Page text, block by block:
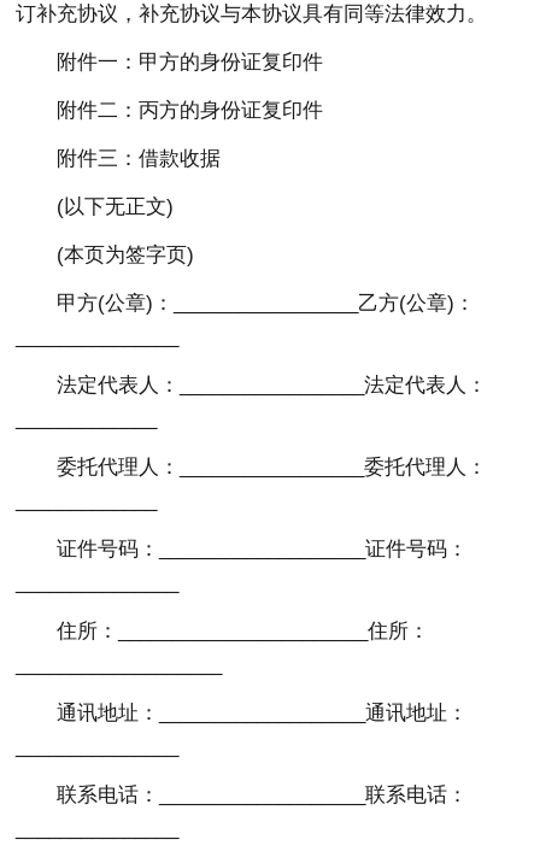
订补充协议，补充协议与本协议具有同等法律效力。
附件一：甲方的身份证复印件
附件二：丙方的身份证复印件
附件三：借款收据
(以下无正文)
(本页为签字页)
甲方(公章)：_________________乙方(公章)：
法定代表人：_________________法定代表人：
委托代理人：_________________委托代理人：
证件号码：___________________证件号码：
住所：_______________________住所：
通讯地址：___________________通讯地址：
联系电话：___________________联系电话：